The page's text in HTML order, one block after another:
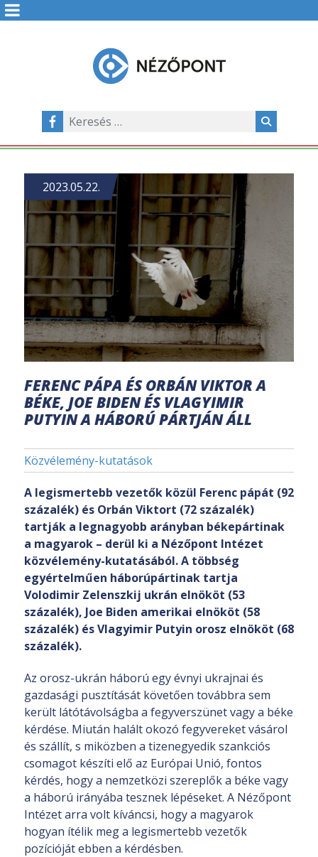
FERENC PÁPA ÉS ORBÁN VIKTOR A
BÉKE, JOE BIDEN ÉS VLAGYIMIR
PUTYIN A HÁBORÚ PÁRTJÁN ÁLL
Közvélemény-kutatások
2023.05.22.
A legismertebb vezetők közül Ferenc pápát (92
százalék) és Orbán Viktort (72 százalék)
tartják a legnagyobb arányban békepártinak
a magyarok – derül ki a Nézőpont Intézet
közvélemény-kutatásából. A többség
egyértelműen háborúpártinak tartja
Volodimir Zelenszkij ukrán elnököt (53
százalék), Joe Biden amerikai elnököt (58
százalék) és Vlagyimir Putyin orosz elnököt (68
százalék).
Az orosz-ukrán háború egy évnyi ukrajnai és
gazdasági pusztítását követően továbbra sem
került látótávolságba a fegyverszünet vagy a béke
kérdése. Miután halált okozó fegyvereket vásárol
és szállít, s miközben a tizenegyedik szankciós
csomagot készíti elő az Európai Unió, fontos
kérdés, hogy a nemzetközi szereplők a béke vagy
a háború irányába tesznek lépéseket. A Nézőpont
Intézet arra volt kíváncsi, hogy a magyarok
hogyan ítélik meg a legismertebb vezetők
pozícióját ebben a kérdésben.